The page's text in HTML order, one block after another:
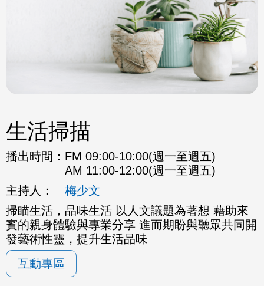
生活掃描
播出時間： FM 09:00-10:00(週一至週五)
AM 11:00-12:00(週一至週五)
主持人：
梅少文
掃瞄生活，品味生活 以人文議題為著想 藉助來
賓的親身體驗與專業分享 進而期盼與聽眾共同開
發藝術性靈，提升生活品味
互動專區